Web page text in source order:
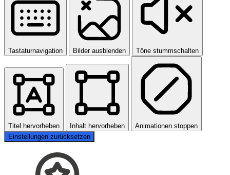
Tastaturnavigation Bilder ausblenden Töne stummschalten
Titel hervorheben Inhalt hervorheben
Animationen stoppen
Einstellungen zurücksetzen